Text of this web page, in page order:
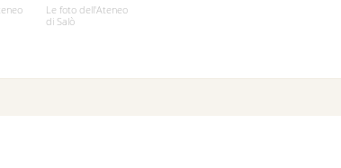
Le foto dell'Ateneo
di Salò